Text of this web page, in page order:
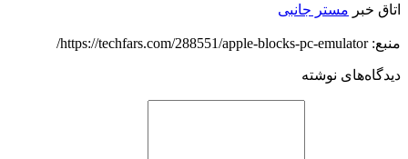
اتاق خبر مستر جانبی
منبع: https://techfars.com/288551/apple-blocks-pc-emulator/
دیدگاه‌های نوشته